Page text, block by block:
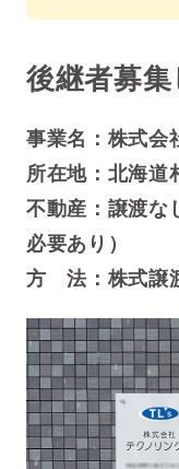
後継者募集
事業名：株式会
所在地：北海道
不動産：譲渡な
必要あり）
方 法：株式譲